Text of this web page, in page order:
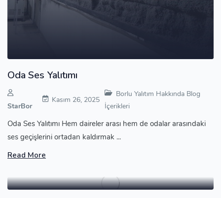
Oda Ses Yalıtımı
StarBor
Kasım 26, 2025
Borlu Yalıtım Hakkında Blog
İçerikleri
Oda Ses Yalıtımı Hem daireler arası hem de odalar arasındaki
ses geçişlerini ortadan kaldırmak ...
Read More